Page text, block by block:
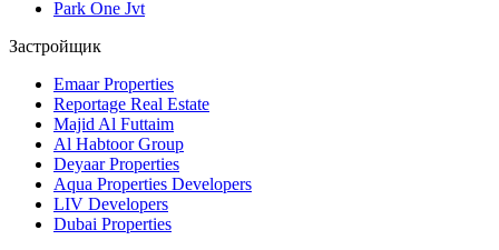
Park One Jvt
Застройщик
Emaar Properties
Reportage Real Estate
Majid Al Futtaim
Al Habtoor Group
Deyaar Properties
Aqua Properties Developers
LIV Developers
Dubai Properties